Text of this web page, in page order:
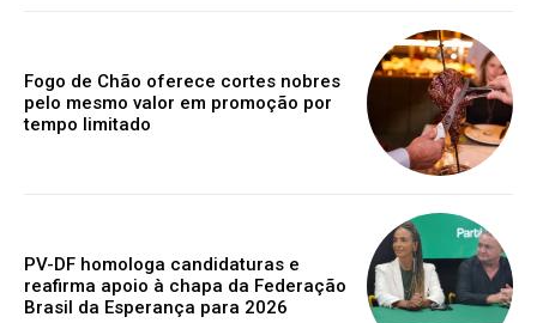
Fogo de Chão oferece cortes nobres
pelo mesmo valor em promoção por
tempo limitado
PV-DF homologa candidaturas e
reafirma apoio à chapa da Federação
Brasil da Esperança para 2026